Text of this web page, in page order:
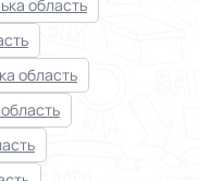
область
область